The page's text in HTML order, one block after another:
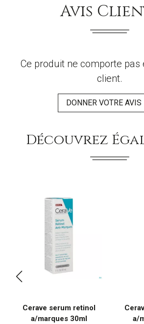
Avis
Ce produit ne comporte pas
client.
DONNER VOTRE AVIS
Découvrez
Cerave serum retinol
a/marques 30ml
a/